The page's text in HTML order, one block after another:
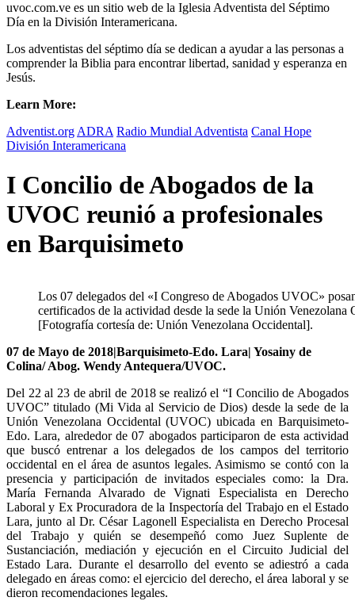
uvoc.com.ve es un sitio web de la Iglesia Adventista del Séptimo
Día en la División Interamericana.
Los adventistas del séptimo día se dedican a ayudar a las personas a
comprender la Biblia para encontrar libertad, sanidad y esperanza en
Jesús.
Learn More:
Adventist.org ADRA Radio Mundial Adventista Canal Hope
División Interamericana
I Concilio de Abogados de la
UVOC reunió a profesionales
en Barquisimeto
Los 07 delegados del «I Congreso de Abogados UVOC»
certificados de la actividad desde la sede la Unión
[Fotografía cortesía de: Unión Venezolana Occidental].
07 de Mayo de 2018|Barquisimeto-Edo. Lara| Yosainy de
Colina/ Abog. Wendy Antequera/UVOC.
Del 22 al 23 de abril de 2018 se realizó el “I Concilio de Abogados
UVOC” titulado (Mi Vida al Servicio de Dios) desde la sede de la
Unión Venezolana Occidental (UVOC) ubicada en Barquisimeto-
Edo. Lara, alrededor de 07 abogados participaron de esta actividad
que buscó entrenar a los delegados de los campos del territorio
occidental en el área de asuntos legales. Asimismo se contó con la
presencia y participación de invitados especiales como: la Dra.
María Fernanda Alvarado de Vignati Especialista en Derecho
Laboral y Ex Procuradora de la Inspectoría del Trabajo en el Estado
Lara, junto al Dr. César Lagonell Especialista en Derecho Procesal
del Trabajo y quién se desempeñó como Juez Suplente de
Sustanciación, mediación y ejecución en el Circuito Judicial del
Estado Lara. Durante el desarrollo del evento se adiestró a cada
delegado en áreas como: el ejercicio del derecho, el área laboral y se
dieron recomendaciones legales.